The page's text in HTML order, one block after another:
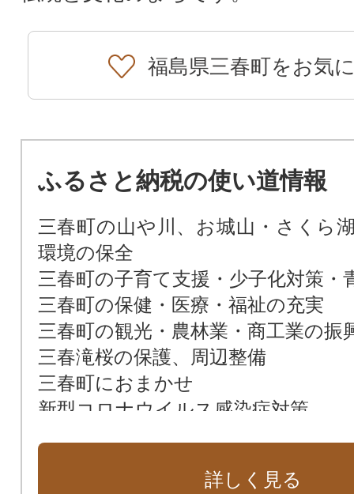
福島県三春町をお気
ふるさと納税の使い道情報
三春町の山や川、お城山・さくら
環境の保全
三春町の子育て支援・少子化対策・
三春町の保健・医療・福祉の充実
三春町の観光・農林業・商工業の振
三春滝桜の保護、周辺整備
三春町におまかせ
新型コロナウイルス感染症対策
詳しく見る